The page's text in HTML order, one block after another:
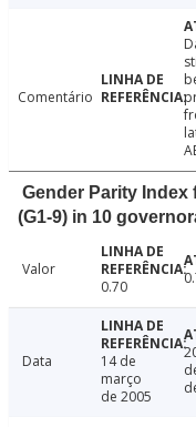
Comentário
Gender Parity
(G1-9) in 10
Valor
0.70
Data
14 de
março
de 2005